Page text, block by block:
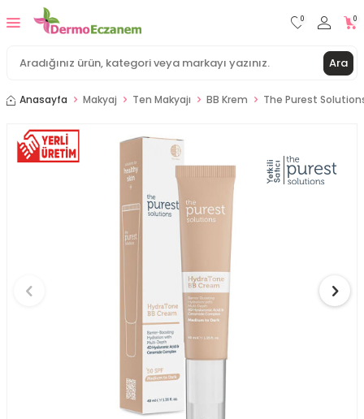
Ara
0 0
Anasayfa Makyaj Ten Makyajı BB Krem The Purest